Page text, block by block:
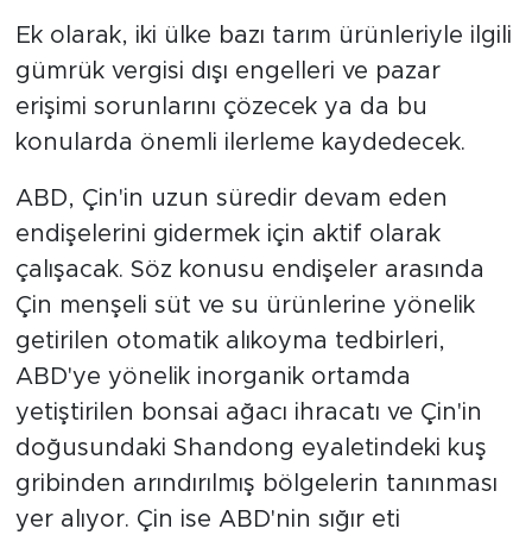
Ek olarak, iki ülke bazı tarım ürünleriyle ilgili
gümrük vergisi dışı engelleri ve pazar
erişimi sorunlarını çözecek ya da bu
konularda önemli ilerleme kaydedecek.
ABD, Çin'in uzun süredir devam eden
endişelerini gidermek için aktif olarak
çalışacak. Söz konusu endişeler arasında
Çin menşeli süt ve su ürünlerine yönelik
getirilen otomatik alıkoyma tedbirleri,
ABD'ye yönelik inorganik ortamda
yetiştirilen bonsai ağacı ihracatı ve Çin'in
doğusundaki Shandong eyaletindeki kuş
gribinden arındırılmış bölgelerin tanınması
yer alıyor. Çin ise ABD'nin sığır eti